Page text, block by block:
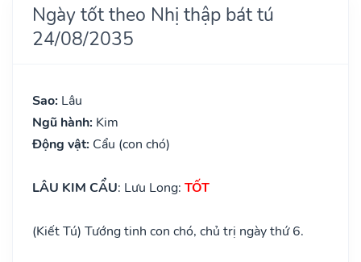
Ngày tốt theo Nhị thập bát tú
24/08/2035
Sao: Lâu
Ngũ hành: Kim
Động vật: Cẩu (con chó)
LÂU KIM CẨU: Lưu Long: TỐT
(Kiết Tú) Tướng tinh con chó, chủ trị ngày thứ 6.